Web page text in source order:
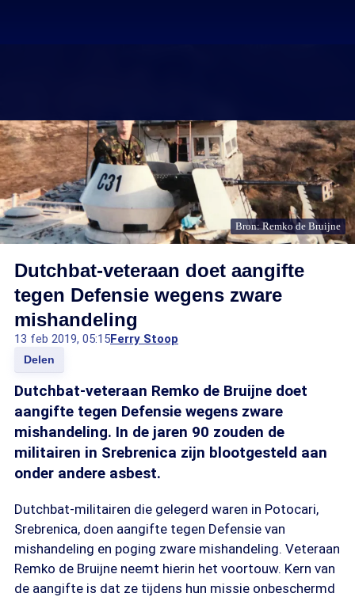
Bron: Remko de Bruijne
Dutchbat-veteraan doet aangifte
tegen Defensie wegens zware
mishandeling
13 feb 2019, 05:15Ferry Stoop
Delen
Dutchbat-veteraan Remko de Bruijne doet
aangifte tegen Defensie wegens zware
mishandeling. In de jaren 90 zouden de
militairen in Srebrenica zijn blootgesteld aan
onder andere asbest.
Dutchbat-militairen die gelegerd waren in Potocari,
Srebrenica, doen aangifte tegen Defensie van
mishandeling en poging zware mishandeling. Veteraan
Remko de Bruijne neemt hierin het voortouw. Kern van
de aangifte is dat ze tijdens hun missie onbeschermd